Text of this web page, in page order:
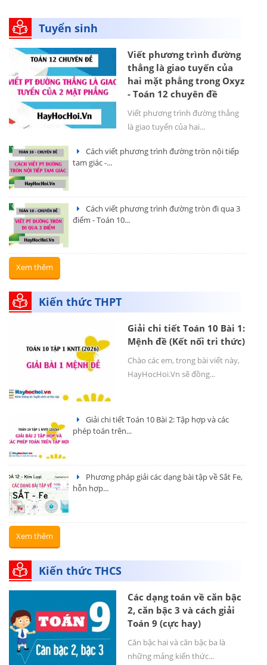
Tuyển sinh
Viết phương trình đường
thẳng là giao tuyến của
hai mặt phẳng trong Oxyz
- Toán 12 chuyên đề
Viết phương trình đường thẳng
là giao tuyến của hai...
Cách viết phương trình đường tròn nội tiếp
tam giác -...
Cách viết phương trình đường tròn đi qua 3
điểm - Toán 10...
Xem thêm
Kiến thức THPT
Giải chi tiết Toán 10 Bài 1:
Mệnh đề (Kết nối tri thức)
Chào các em, trong bài viết này,
HayHocHoi.Vn sẽ đồng...
Giải chi tiết Toán 10 Bài 2: Tập hợp và các
phép toán trên...
Phương pháp giải các dạng bài tập về Sắt Fe,
hỗn hợp...
Xem thêm
Kiến thức THCS
Các dạng toán về căn bậc
2, căn bậc 3 và cách giải
Toán 9 (cực hay)
Căn bậc hai và căn bậc ba là
những mảng kiến thức...